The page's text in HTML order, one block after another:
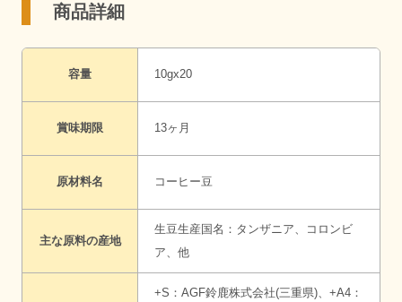
商品詳細
容量 10gx20
賞味期限 13ヶ月
原材料名 コーヒー豆
主な原料の産地
生豆生産国名：タンザニア、コロンビ
ア、他
+S：AGF鈴鹿株式会社(三重県)、+A4：